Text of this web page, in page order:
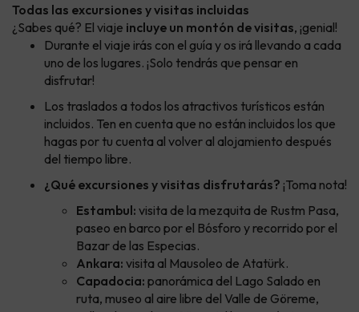
Todas las excursiones y visitas incluidas
¿Sabes qué? El viaje incluye un montón de visitas, ¡genial!
Durante el viaje irás con el guía y os irá llevando a cada
uno de los lugares. ¡Solo tendrás que pensar en
disfrutar!
Los traslados a todos los atractivos turísticos están
incluidos. Ten en cuenta que no están incluidos los que
hagas por tu cuenta al volver al alojamiento después
del tiempo libre.
¿Qué excursiones y visitas disfrutarás? ¡Toma nota!
Estambul: visita de la mezquita de Rustm Pasa,
paseo en barco por el Bósforo y recorrido por el
Bazar de las Especias.
Ankara: visita al Mausoleo de Atatürk.
Capadocia: panorámica del Lago Salado en
ruta, museo al aire libre del Valle de Göreme,